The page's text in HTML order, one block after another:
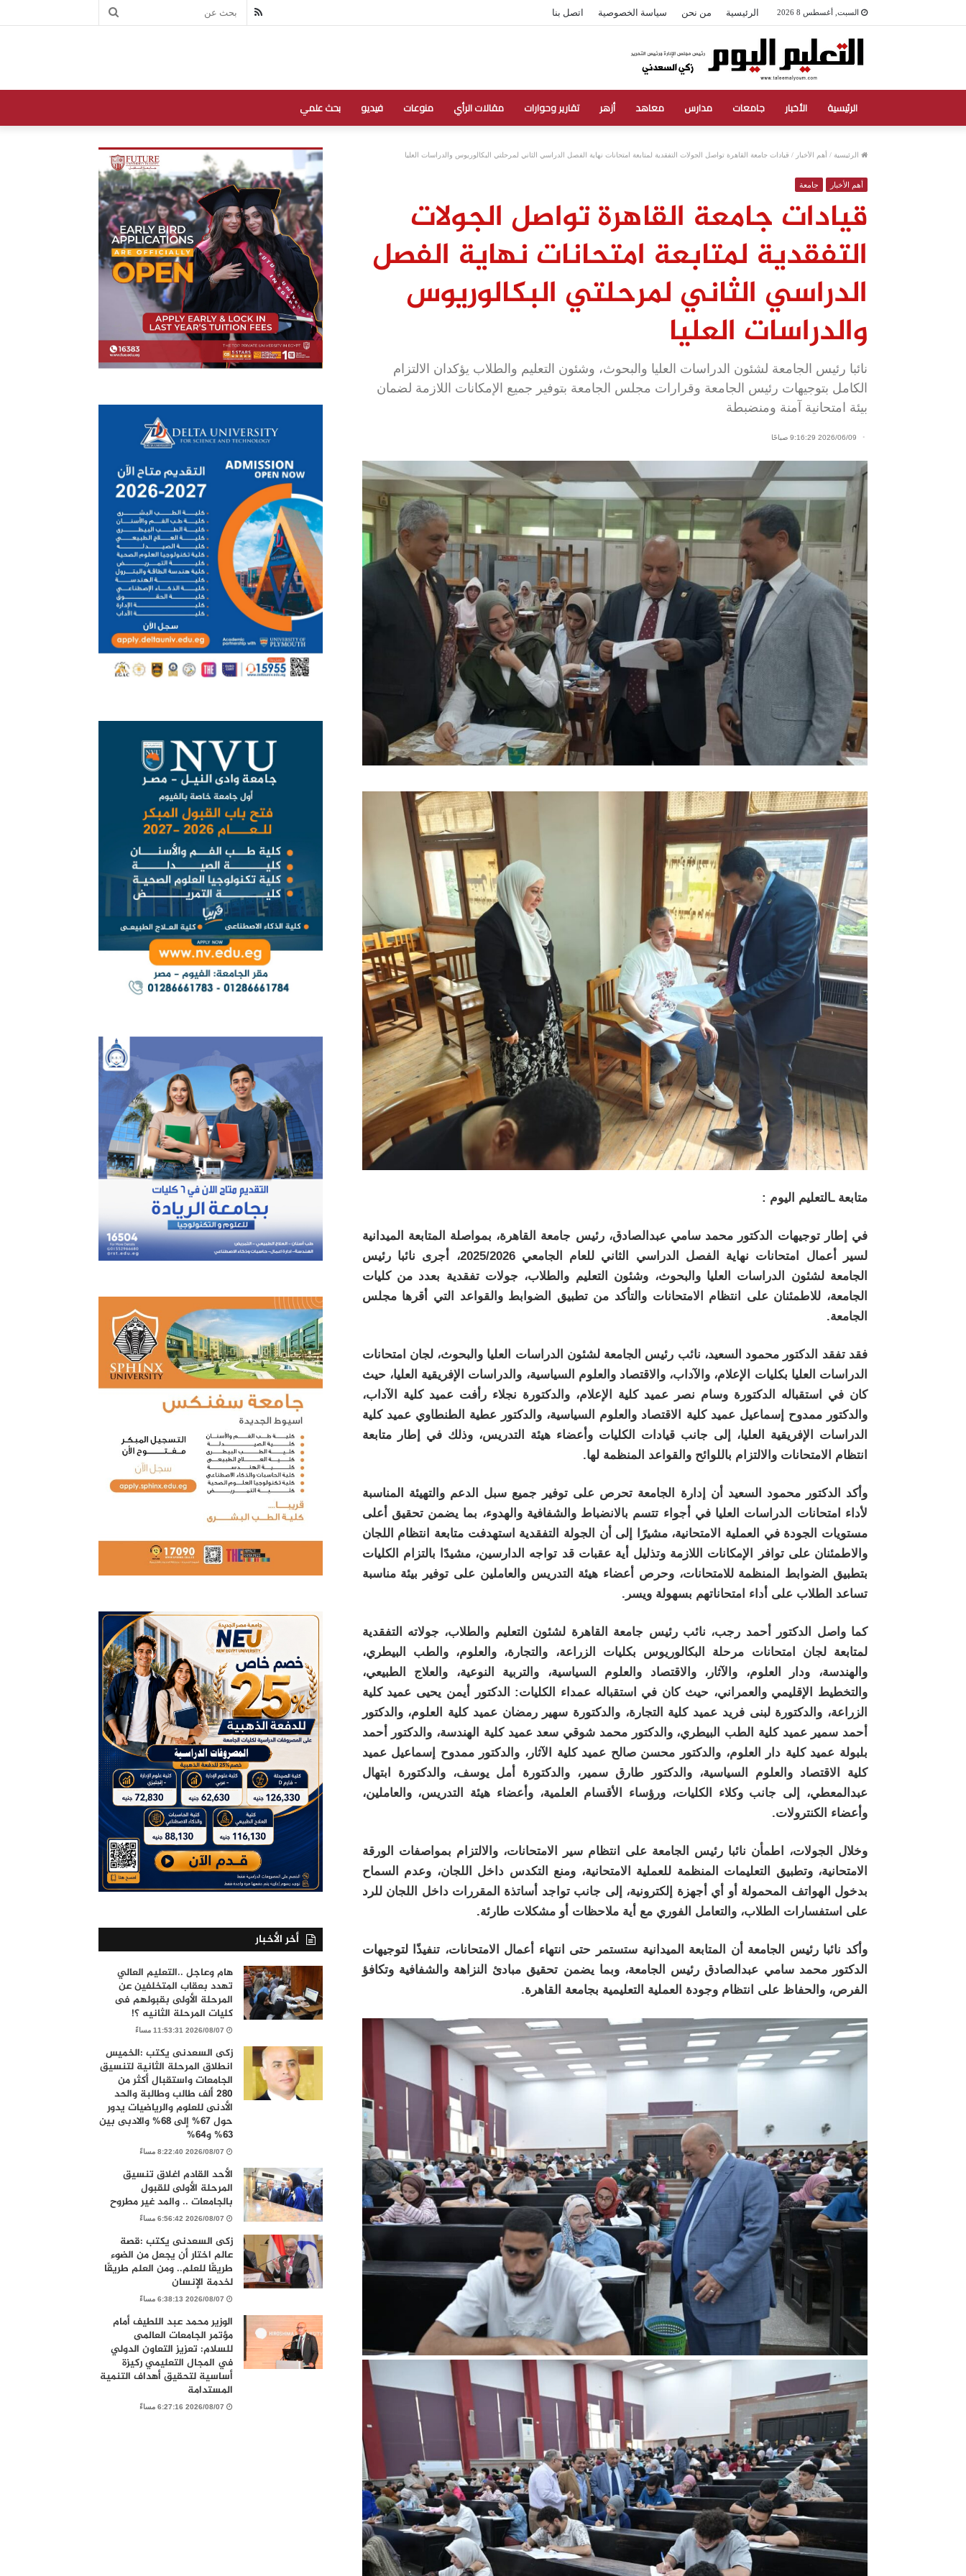
السبت, أغسطس 8 2026 الرئيسية من نحن سياسة الخصوصية اتصل بنا بحث RSS
الرئيسية الأخبار جامعات مدارس معاهد أزهر تقارير وحوارات مقالات الرأي منوعات فيديو بحث علمي
الرئيسية / أهم الأخبار / قيادات جامعة القاهرة تواصل الجولات التفقدية لمتابعة امتحانات نهاية الفصل الدراسي الثاني لمرحلتي البكالوريوس والدراسات العليا
أهم الأخبار جامعة
قيادات جامعة القاهرة تواصل الجولات
التفقدية لمتابعة امتحانات نهاية الفصل
الدراسي الثاني لمرحلتي البكالوريوس
والدراسات العليا
نائبا رئيس الجامعة لشئون الدراسات العليا والبحوث، وشئون التعليم والطلاب يؤكدان الالتزام
الكامل بتوجيهات رئيس الجامعة وقرارات مجلس الجامعة بتوفير جميع الإمكانات اللازمة لضمان
بيئة امتحانية آمنة ومنضبطة
2026/06/09 9:16:29 صباحًا
متابعة ـالتعليم اليوم :
في إطار توجيهات الدكتور محمد سامي عبدالصادق، رئيس جامعة القاهرة، بمواصلة المتابعة الميدانية
لسير أعمال امتحانات نهاية الفصل الدراسي الثاني للعام الجامعي 2025/2026، أجرى نائبا رئيس
الجامعة لشئون الدراسات العليا والبحوث، وشئون التعليم والطلاب، جولات تفقدية بعدد من كليات
الجامعة، للاطمئنان على انتظام الامتحانات والتأكد من تطبيق الضوابط والقواعد التي أقرها مجلس
الجامعة.
فقد تفقد الدكتور محمود السعيد، نائب رئيس الجامعة لشئون الدراسات العليا والبحوث، لجان امتحانات
الدراسات العليا بكليات الإعلام، والآداب، والاقتصاد والعلوم السياسية، والدراسات الإفريقية العليا، حيث
كان في استقباله الدكتورة وسام نصر عميد كلية الإعلام، والدكتورة نجلاء رأفت عميد كلية الآداب،
والدكتور ممدوح إسماعيل عميد كلية الاقتصاد والعلوم السياسية، والدكتور عطية الطنطاوي عميد كلية
الدراسات الإفريقية العليا، إلى جانب قيادات الكليات وأعضاء هيئة التدريس، وذلك في إطار متابعة
انتظام الامتحانات والالتزام باللوائح والقواعد المنظمة لها.
وأكد الدكتور محمود السعيد أن إدارة الجامعة تحرص على توفير جميع سبل الدعم والتهيئة المناسبة
لأداء امتحانات الدراسات العليا في أجواء تتسم بالانضباط والشفافية والهدوء، بما يضمن تحقيق أعلى
مستويات الجودة في العملية الامتحانية، مشيرًا إلى أن الجولة التفقدية استهدفت متابعة انتظام اللجان
والاطمئنان على توافر الإمكانات اللازمة وتذليل أية عقبات قد تواجه الدارسين، مشيدًا بالتزام الكليات
بتطبيق الضوابط المنظمة للامتحانات، وحرص أعضاء هيئة التدريس والعاملين على توفير بيئة مناسبة
تساعد الطلاب على أداء امتحاناتهم بسهولة ويسر.
كما واصل الدكتور أحمد رجب، نائب رئيس جامعة القاهرة لشئون التعليم والطلاب، جولاته التفقدية
لمتابعة لجان امتحانات مرحلة البكالوريوس بكليات الزراعة، والتجارة، والعلوم، والطب البيطري،
والهندسة، ودار العلوم، والآثار، والاقتصاد والعلوم السياسية، والتربية النوعية، والعلاج الطبيعي،
والتخطيط الإقليمي والعمراني، حيث كان في استقباله عمداء الكليات: الدكتور أيمن يحيى عميد كلية
الزراعة، والدكتورة لبنى فريد عميد كلية التجارة، والدكتورة سهير رمضان عميد كلية العلوم، والدكتور
أحمد سمير عميد كلية الطب البيطري، والدكتور محمد شوقي سعد عميد كلية الهندسة، والدكتور أحمد
بلبولة عميد كلية دار العلوم، والدكتور محسن صالح عميد كلية الآثار، والدكتور ممدوح إسماعيل عميد
كلية الاقتصاد والعلوم السياسية، والدكتور طارق سمير، والدكتورة أمل يوسف، والدكتورة ابتهال
عبدالمعطي، إلى جانب وكلاء الكليات، ورؤساء الأقسام العلمية، وأعضاء هيئة التدريس، والعاملين،
وأعضاء الكنترولات.
وخلال الجولات، اطمأن نائبا رئيس الجامعة على انتظام سير الامتحانات، والالتزام بمواصفات الورقة
الامتحانية، وتطبيق التعليمات المنظمة للعملية الامتحانية، ومنع التكدس داخل اللجان، وعدم السماح
بدخول الهواتف المحمولة أو أي أجهزة إلكترونية، إلى جانب تواجد أساتذة المقررات داخل اللجان للرد
على استفسارات الطلاب، والتعامل الفوري مع أية ملاحظات أو مشكلات طارئة.
وأكد نائبا رئيس الجامعة أن المتابعة الميدانية ستستمر حتى انتهاء أعمال الامتحانات، تنفيذًا لتوجيهات
الدكتور محمد سامي عبدالصادق رئيس الجامعة، وبما يضمن تحقيق مبادئ النزاهة والشفافية وتكافؤ
الفرص، والحفاظ على انتظام وجودة العملية التعليمية بجامعة القاهرة.
أخر الأخبار
هام وعاجل ..التعليم العالي
تهدد بعقاب المتخلفين عن
المرحلة الأولى بقبولهم فى
كليات المرحلة الثانيه ؟!
2026/08/07 11:53:31 مساءً
زكى السعدنى يكتب :الخميس
انطلاق المرحلة الثانية لتنسيق
الجامعات واستقبال أكثر من
280 ألف طالب وطالبة والحد
الأدنى للعلوم والرياضيات يدور
حول 67% إلى 68% والادبى بين
63% و64%
2026/08/07 8:22:40 مساءً
الأحد القادم اغلاق تنسيق
المرحلة الأولى للقبول
بالجامعات .. والمد غير مطروح
2026/08/07 6:56:42 مساءً
زكى السعدنى يكتب :قصة
عالم اختار أن يجعل من الضوء
طريقًا للعلم.. ومن العلم طريقًا
لخدمة الإنسان
2026/08/07 6:38:13 مساءً
الوزير محمد عبد اللطيف أمام
مؤتمر الجامعات العالمى
للسلام: تعزيز التعاون الدولي
في المجال التعليمي ركيزة
أساسية لتحقيق أهداف التنمية
المستدامة
2026/08/07 6:27:16 مساءً